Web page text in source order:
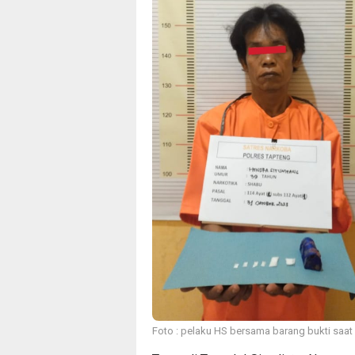
Foto : pelaku HS bersama barang bukti